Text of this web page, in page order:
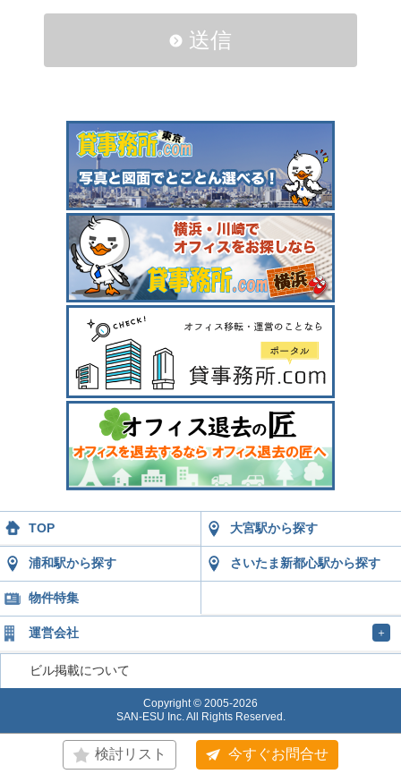
送信
検討リスト 今すぐお問合せ
TOP 大宮駅から探す
浦和駅から探す さいたま新都心駅から探す
物件特集
運営会社 ＋
ビル掲載について
Copyright © 2005-2026
SAN-ESU Inc. All Rights Reserved.